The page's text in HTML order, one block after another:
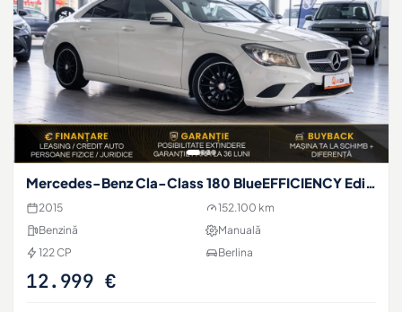
Mercedes-Benz Cla-Class 180 BlueEFFICIENCY Edition Coupé
2015
152.100 km
Benzină
Manuală
122 CP
Berlina
12.999 €